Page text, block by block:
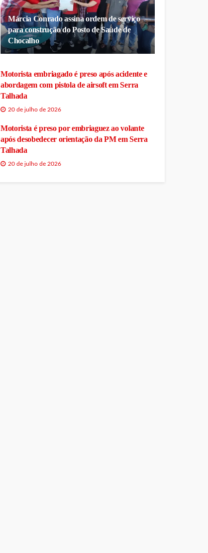
Márcia Conrado assina ordem de serviço
para construção do Posto de Saúde de
Chocalho
Motorista embriagado é preso após acidente e
abordagem com pistola de airsoft em Serra
Talhada
20 de julho de 2026
Motorista é preso por embriaguez ao volante
após desobedecer orientação da PM em Serra
Talhada
20 de julho de 2026